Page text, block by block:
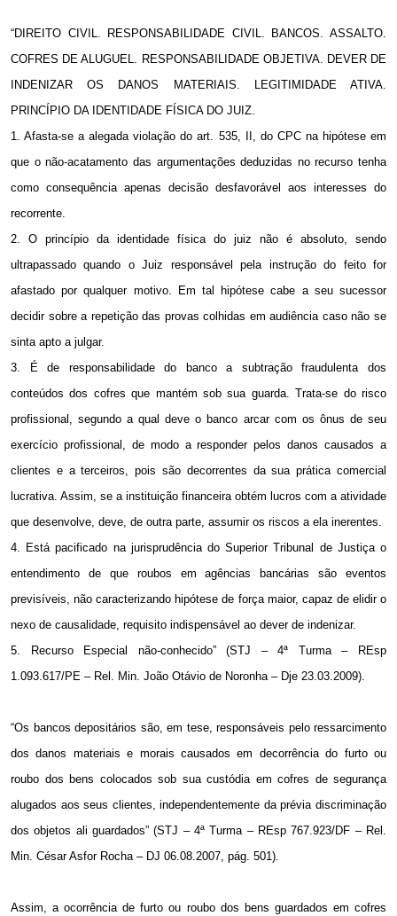
“DIREITO CIVIL. RESPONSABILIDADE CIVIL. BANCOS. ASSALTO.
COFRES DE ALUGUEL. RESPONSABILIDADE OBJETIVA. DEVER DE
INDENIZAR OS DANOS MATERIAIS. LEGITIMIDADE ATIVA.
PRINCÍPIO DA IDENTIDADE FÍSICA DO JUIZ.
1. Afasta-se a alegada violação do art. 535, II, do CPC na hipótese em
que o não-acatamento das argumentações deduzidas no recurso tenha
como consequência apenas decisão desfavorável aos interesses do
recorrente.
2. O princípio da identidade física do juiz não é absoluto, sendo
ultrapassado quando o Juiz responsável pela instrução do feito for
afastado por qualquer motivo. Em tal hipótese cabe a seu sucessor
decidir sobre a repetição das provas colhidas em audiência caso não se
sinta apto a julgar.
3. É de responsabilidade do banco a subtração fraudulenta dos
conteúdos dos cofres que mantém sob sua guarda. Trata-se do risco
profissional, segundo a qual deve o banco arcar com os ônus de seu
exercício profissional, de modo a responder pelos danos causados a
clientes e a terceiros, pois são decorrentes da sua prática comercial
lucrativa. Assim, se a instituição financeira obtém lucros com a atividade
que desenvolve, deve, de outra parte, assumir os riscos a ela inerentes.
4. Está pacificado na jurisprudência do Superior Tribunal de Justiça o
entendimento de que roubos em agências bancárias são eventos
previsíveis, não caracterizando hipótese de força maior, capaz de elidir o
nexo de causalidade, requisito indispensável ao dever de indenizar.
5. Recurso Especial não-conhecido” (STJ – 4ª Turma – REsp
1.093.617/PE – Rel. Min. João Otávio de Noronha – Dje 23.03.2009).
“Os bancos depositários são, em tese, responsáveis pelo ressarcimento
dos danos materiais e morais causados em decorrência do furto ou
roubo dos bens colocados sob sua custódia em cofres de segurança
alugados aos seus clientes, independentemente da prévia discriminação
dos objetos ali guardados” (STJ – 4ª Turma – REsp 767.923/DF – Rel.
Min. César Asfor Rocha – DJ 06.08.2007, pág. 501).
Assim, a ocorrência de furto ou roubo dos bens guardados em cofres